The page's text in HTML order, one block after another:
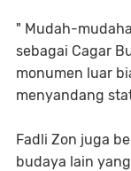
" Mudah-
sebagai Cagar
monumen luar
menyandang
Fadli Zon juga
budaya lain